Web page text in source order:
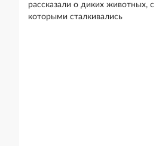
рассказали о диких животных, с
которыми сталкивались